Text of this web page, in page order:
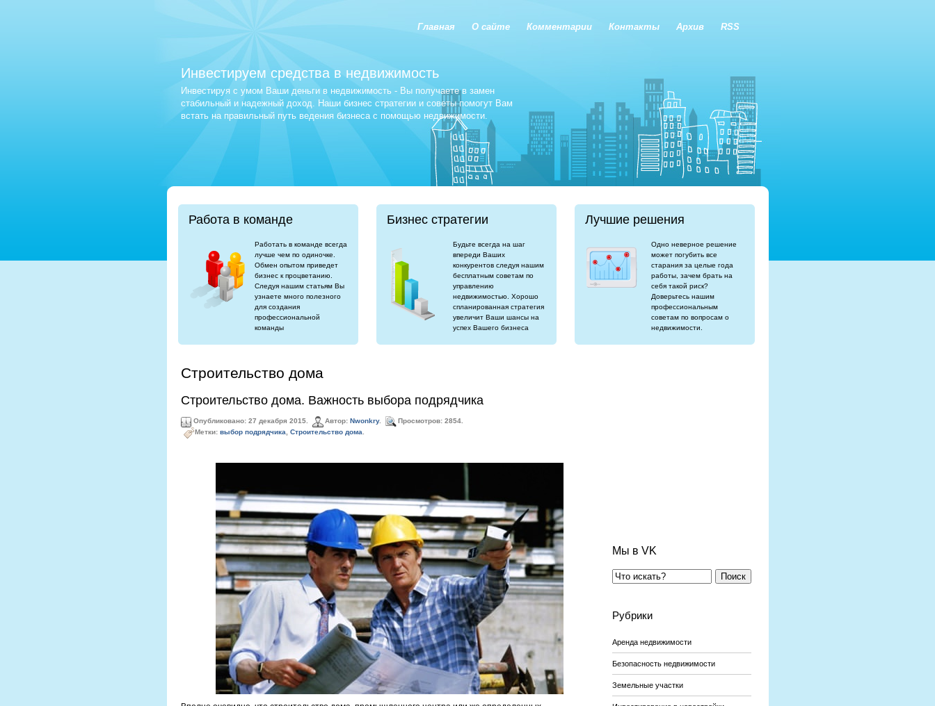
Главная О сайте Комментарии Контакты Архив RSS
Инвестируем средства в недвижимость
Инвестируя с умом Ваши деньги в недвижимость - Вы получаете в замен
стабильный и надежный доход. Наши бизнес стратегии и советы помогут Вам
встать на правильный путь ведения бизнеса с помощью недвижимости.
Работа в команде
Работать в команде всегда
лучше чем по одиночке.
Обмен опытом приведет
бизнес к процветанию.
Следуя нашим статьям Вы
узнаете много полезного
для создания
профессиональной
команды
Бизнес стратегии
Будьте всегда на шаг
впереди Ваших
конкурентов следуя нашим
бесплатным советам по
управлению
недвижимостью. Хорошо
спланированная стратегия
увеличит Ваши шансы на
успех Вашего бизнеса
Лучшие решения
Одно неверное решение
может погубить все
старания за целые года
работы, зачем брать на
себя такой риск?
Доверьтесь нашим
профессиональным
советам по вопросам о
недвижимости.
Строительство дома
Строительство дома. Важность выбора подрядчика
Опубликовано: 27 декабря 2015. Автор: Nwonkry.
Просмотров: 2854.
Метки: выбор подрядчика Строительство дома
Мы в VK
Поиск
Рубрики
Аренда недвижимости
Безопасность недвижимости
Земельные участки